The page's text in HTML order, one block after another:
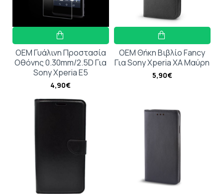
OEM Γυάλινη Προστασία
Οθόνης 0.30mm/2.5D Για
Sony Xperia E5
4,90€
OEM Θήκη Βιβλίο Fancy
Για Sony Xperia XA Μαύρη
5,90€